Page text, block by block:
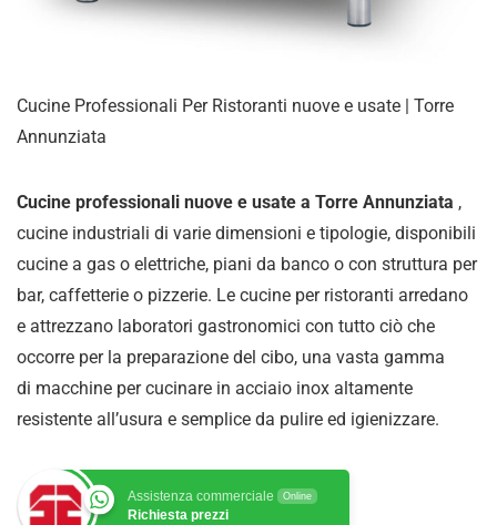
Cucine Professionali Per Ristoranti nuove e usate | Torre
Annunziata
Cucine professionali nuove e usate a Torre Annunziata ,
cucine industriali di varie dimensioni e tipologie, disponibili
cucine a gas o elettriche, piani da banco o con struttura per
bar, caffetterie o pizzerie. Le cucine per ristoranti arredano
e attrezzano laboratori gastronomici con tutto ciò che
occorre per la preparazione del cibo, una vasta gamma
di macchine per cucinare in acciaio inox altamente
resistente all’usura e semplice da pulire ed igienizzare.
Assistenza commerciale Online
Richiesta prezzi